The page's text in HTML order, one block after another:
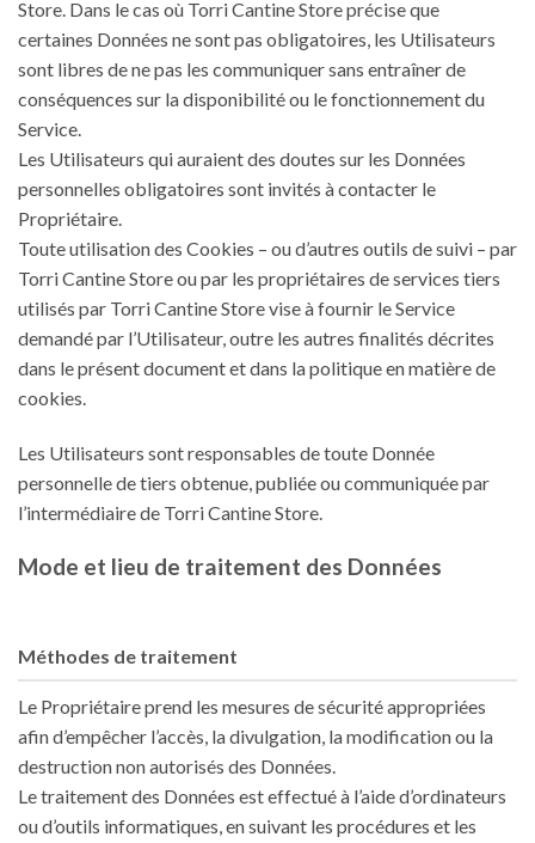
Store. Dans le cas où Torri Cantine Store précise que
certaines Données ne sont pas obligatoires, les Utilisateurs
sont libres de ne pas les communiquer sans entraîner de
conséquences sur la disponibilité ou le fonctionnement du
Service.
Les Utilisateurs qui auraient des doutes sur les Données
personnelles obligatoires sont invités à contacter le
Propriétaire.
Toute utilisation des Cookies – ou d’autres outils de suivi – par
Torri Cantine Store ou par les propriétaires de services tiers
utilisés par Torri Cantine Store vise à fournir le Service
demandé par l’Utilisateur, outre les autres finalités décrites
dans le présent document et dans la politique en matière de
cookies.
Les Utilisateurs sont responsables de toute Donnée
personnelle de tiers obtenue, publiée ou communiquée par
l’intermédiaire de Torri Cantine Store.
Mode et lieu de traitement des Données
Méthodes de traitement
Le Propriétaire prend les mesures de sécurité appropriées
afin d’empêcher l’accès, la divulgation, la modification ou la
destruction non autorisés des Données.
Le traitement des Données est effectué à l’aide d’ordinateurs
ou d’outils informatiques, en suivant les procédures et les